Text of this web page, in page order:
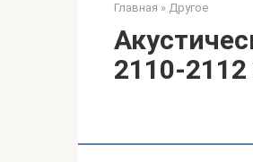
Главная » Другое
2110-2112